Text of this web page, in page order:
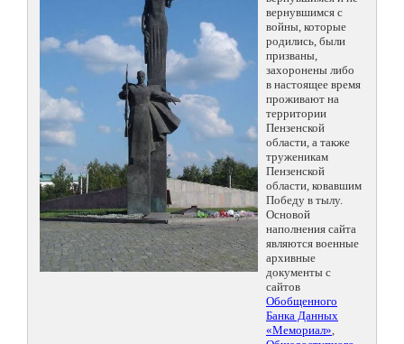
вернувшимся с
войны, которые
родились, были
призваны,
захоронены либо
в настоящее время
проживают на
территории
Пензенской
области, а также
труженикам
Пензенской
области, ковавшим
Победу в тылу.
Основой
наполнения сайта
являются военные
архивные
документы с
сайтов
Обобщенного
Банка Данных
«Мемориал»,